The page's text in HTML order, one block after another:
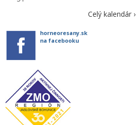
Celý kalendár ›
horneoresany.sk
na facebooku